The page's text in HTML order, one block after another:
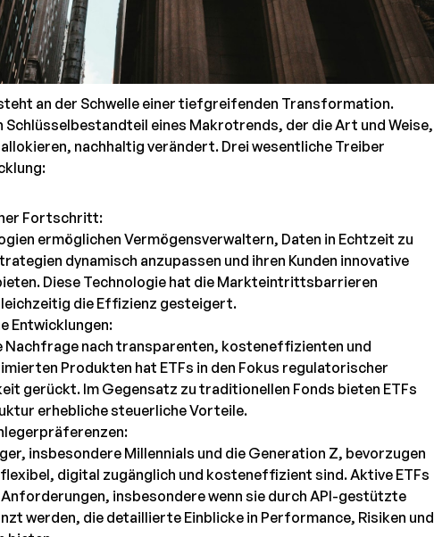
an der Schwelle einer tiefgreifenden Transformation.
Schlüsselbestandteil eines Makrotrends, der die Art und Weise,
nachhaltig verändert. Drei wesentliche Treiber
Fortschritt:
ermöglichen Vermögensverwaltern, Daten in Echtzeit zu
dynamisch anzupassen und ihren Kunden innovative
Diese Technologie hat die Markteintrittsbarrieren
die Effizienz gesteigert.
Entwicklungen:
Nachfrage nach transparenten, kosteneffizienten und
Produkten hat ETFs in den Fokus regulatorischer
gerückt. Im Gegensatz zu traditionellen Fonds bieten ETFs
erhebliche steuerliche Vorteile.
insbesondere Millennials und die Generation Z, bevorzugen
digital zugänglich und kosteneffizient sind. Aktive ETFs
insbesondere wenn sie durch API-gestützte
werden, die detaillierte Einblicke in Performance, Risiken und